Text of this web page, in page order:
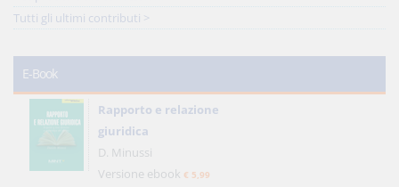
Tutti gli ultimi contributi >
E-Book
Rapporto e relazione
giuridica
D. Minussi
Versione ebook € 5,99